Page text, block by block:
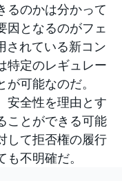
るのかは分かって
因となるのがフェ
されている新コン
特定のレギュレー
可能なのだ。
安全性を理由とす
ことができる可能
して拒否権の履行
不明確だ。